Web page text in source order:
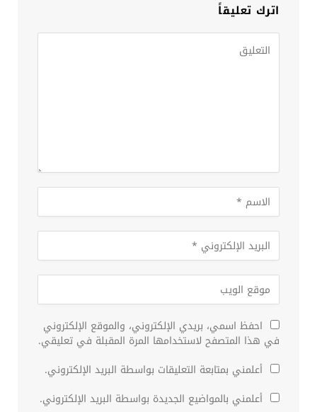
اترك تعليقاً
احفظ اسمي، بريدي الإلكتروني، والموقع الإلكتروني
في هذا المتصفح لاستخدامها المرة المقبلة في تعليقي.
أعلمني بمتابعة التعليقات بواسطة البريد الإلكتروني.
أعلمني بالمواضيع الجديدة بواسطة البريد الإلكتروني.